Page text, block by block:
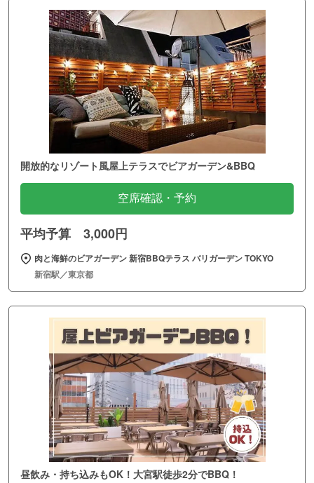
開放的なリゾート風屋上テラスでビアガーデン&BBQ
空席確認・予約
平均予算 3,000円
肉と海鮮のビアガーデン 新宿BBQテラス バリガーデン TOKYO
新宿駅／東京都
昼飲み・持ち込みもOK！大宮駅徒歩2分でBBQ！